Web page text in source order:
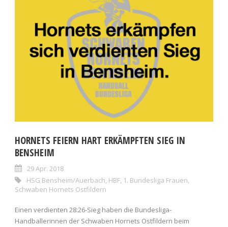
HORNETS FEIERN HART ERKÄMPFTEN SIEG IN
BENSHEIM
29 Apr. 2018
HSG Bensheim/Auerbach, HBF, 1. Bundesliga Frauen,
Schwaben Hornets Ostfildern
Einen verdienten 28:26-Sieg haben die Bundesliga-
Handballerinnen der Schwaben Hornets Ostfildern beim